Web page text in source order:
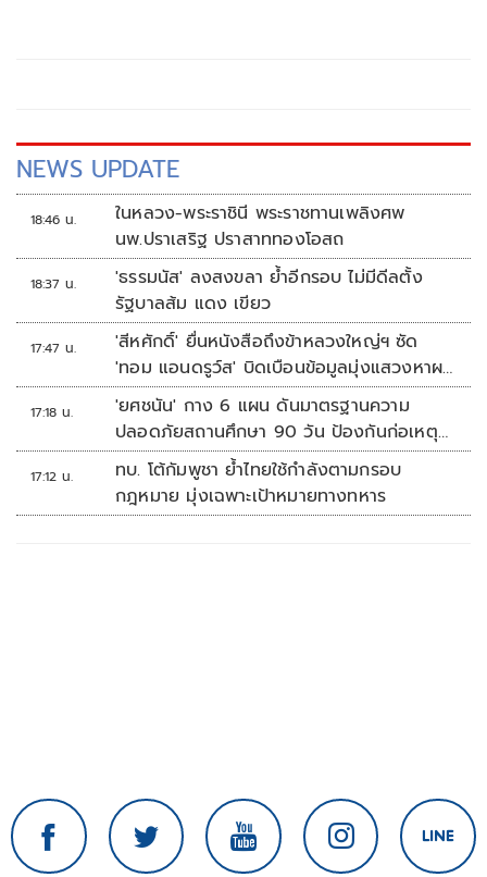
NEWS UPDATE
18:46 น.
ในหลวง-พระราชินี พระราชทานเพลิงศพ
นพ.ปราเสริฐ ปราสาททองโอสถ
18:37 น.
'ธรรมนัส' ลงสงขลา ย้ำอีกรอบ ไม่มีดีลตั้ง
รัฐบาลส้ม แดง เขียว
17:47 น.
'สีหศักดิ์' ยื่นหนังสือถึงข้าหลวงใหญ่ฯ ซัด
'ทอม แอนดรูว์ส' บิดเบือนข้อมูลมุ่งแสวงหาผล
ประโยชน์ทางการเมือง
17:18 น.
'ยศชนัน' กาง 6 แผน ดันมาตรฐานความ
ปลอดภัยสถานศึกษา 90 วัน ป้องกันก่อเหตุ
รุนแรง
17:12 น.
ทบ. โต้กัมพูชา ย้ำไทยใช้กำลังตามกรอบ
กฎหมาย มุ่งเฉพาะเป้าหมายทางทหาร